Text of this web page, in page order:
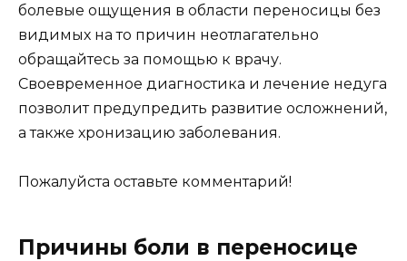
болевые ощущения в области переносицы без
видимых на то причин неотлагательно
обращайтесь за помощью к врачу.
Своевременное диагностика и лечение недуга
позволит предупредить развитие осложнений,
а также хронизацию заболевания.
Пожалуйста оставьте комментарий!
Причины боли в переносице